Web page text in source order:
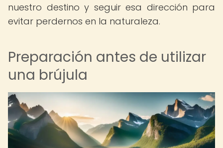
nuestro destino y seguir esa dirección para
evitar perdernos en la naturaleza.
Preparación antes de utilizar
una brújula